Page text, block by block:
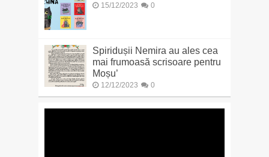
15/12/2023 0
Spiridușii Nemira au ales cea
mai frumoasă scrisoare pentru
Moșu’
12/12/2023 0